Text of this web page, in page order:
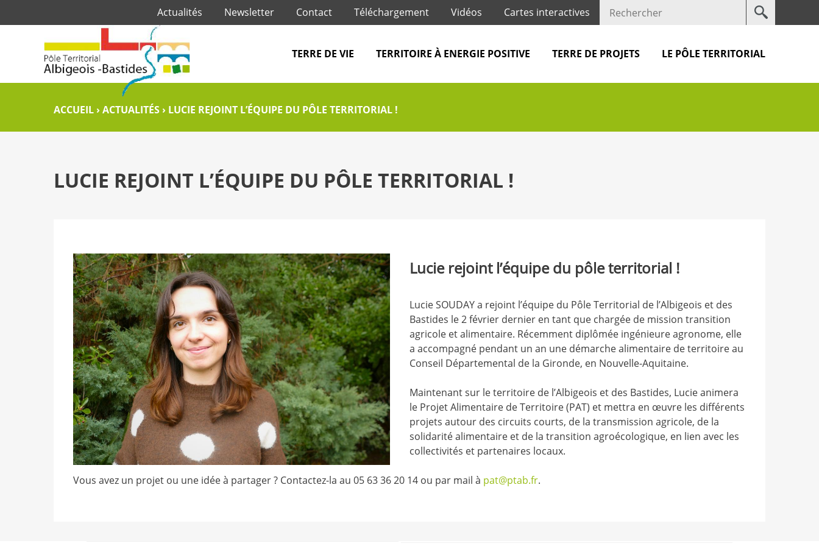
Jump to navigation
Votre
Actualités Newsletter Contact Téléchargement Vidéos Cartes interactives
TERRE DE VIE TERRITOIRE À ENERGIE POSITIVE TERRE DE PROJETS LE PÔLE TERRITORIAL
ACCUEIL ›ACTUALITÉS › LUCIE REJOINT L’ÉQUIPE DU PÔLE TERRITORIAL !
LUCIE REJOINT L’ÉQUIPE DU PÔLE TERRITORIAL !
Lucie rejoint l’équipe du pôle territorial !
Lucie SOUDAY a rejoint l’équipe du Pôle Territorial de l’Albigeois et des
Bastides le 2 février dernier en tant que chargée de mission transition
agricole et alimentaire. Récemment diplômée ingénieure agronome, elle
a accompagné pendant un an une démarche alimentaire de territoire au
Conseil Départemental de la Gironde, en Nouvelle-Aquitaine.
Maintenant sur le territoire de l’Albigeois et des Bastides, Lucie animera
le Projet Alimentaire de Territoire (PAT) et mettra en œuvre les différents
projets autour des circuits courts, de la transmission agricole, de la
solidarité alimentaire et de la transition agroécologique, en lien avec les
collectivités et partenaires locaux.
Vous avez un projet ou une idée à partager ? Contactez-la au 05 63 36 20 14 ou par mail à pat@ptab.fr.